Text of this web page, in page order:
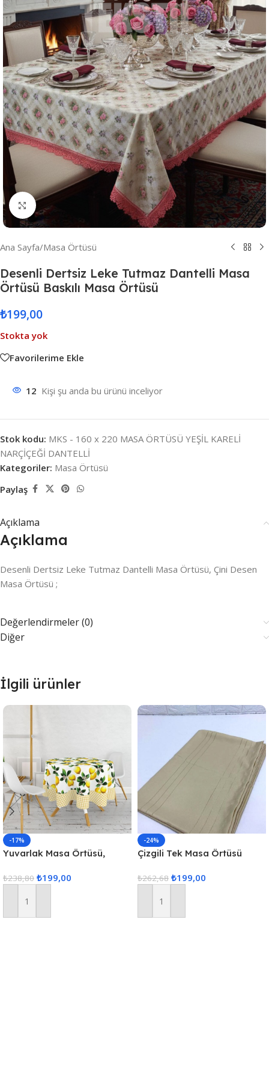
Resmi Büyüt
Ana Sayfa/Masa Örtüsü
Desenli Dertsiz Leke Tutmaz Dantelli Masa
Örtüsü Baskılı Masa Örtüsü
₺199,00
Stokta yok
Favorilerime Ekle
12 Kişi şu anda bu ürünü inceliyor
Stok kodu: MKS - 160 x 220 MASA ÖRTÜSÜ YEŞİL KARELİ
NARÇİÇEĞİ DANTELLİ
Kategoriler: Masa Örtüsü
Paylaş
Açıklama
Açıklama
Desenli Dertsiz Leke Tutmaz Dantelli Masa Örtüsü, Çini Desen
Masa Örtüsü ;
Değerlendirmeler (0)
Diğer
İlgili ürünler
-17%
Yuvarlak Masa Örtüsü,
₺238,80 ₺199,00
Sepete Ekle
-24%
Çizgili Tek Masa Örtüsü
₺262,68 ₺199,00
Sepete Ekle